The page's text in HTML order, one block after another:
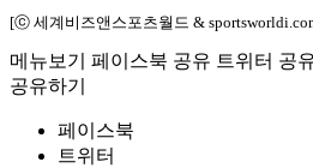
[ⓒ 세계비즈앤스포츠월드 &
메뉴보기 페이스북 공유 트위터 공
공유하기
페이스북
트위터